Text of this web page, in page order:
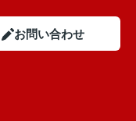
お問い合わせ